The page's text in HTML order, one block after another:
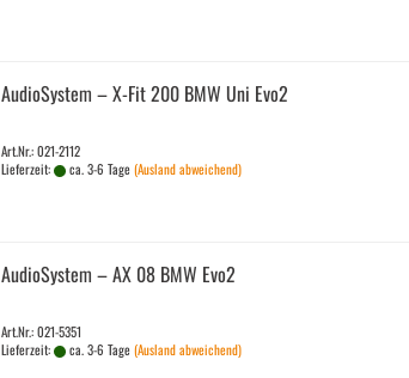
Au­dio­Sys­tem – X-Fit 200 BMW Uni Evo2
Art.Nr.: 021-2112
Lieferzeit:
ca. 3-6 Tage(Ausland abweichend)
Au­dio­Sys­tem – AX 08 BMW Evo2
Art.Nr.: 021-5351
Lieferzeit:
ca. 3-6 Tage(Ausland abweichend)